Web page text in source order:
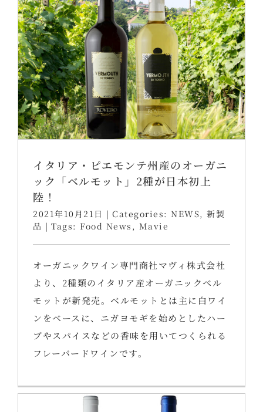
イタリア・ピエモンテ州産のオーガニ
ック「ベルモット」2種が日本初上
陸！
2021年10月21日 | Categories: NEWS, 新製
品 | Tags: Food News , Mavie
オーガニックワイン専門商社マヴィ株式会社
より、2種類のイタリア産オーガニックベル
モットが新発売。ベルモットとは主に白ワイ
ンをベースに、ニガヨモギを始めとしたハー
ブやスパイスなどの香味を用いてつくられる
フレーバードワインです。